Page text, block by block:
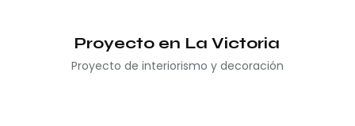
Proyecto en La Victoria
Proyecto de interiorismo y decoración